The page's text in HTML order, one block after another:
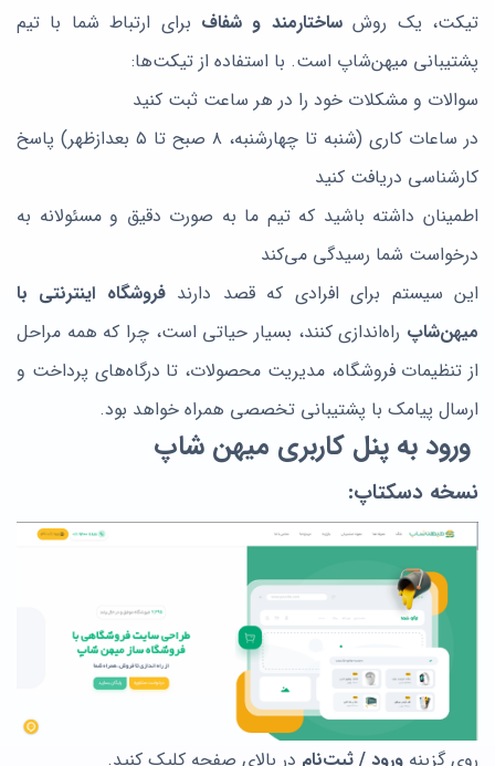
تیکت، یک روشساختارمند و شفاف برای ارتباط شما با تیم
پشتیبانی میهن‌شاپ است. با استفاده از تیکت‌ها:
سوالات و مشکلات خود را در هر ساعت ثبت کنید
در ساعات کاری (شنبه تا چهارشنبه، ۸ صبح تا ۵ بعدازظهر) پاسخ
کارشناسی دریافت کنید
اطمینان داشته باشید که تیم ما به صورت دقیق و مسئولانه به
درخواست شما رسیدگی می‌کند
این سیستم برای افرادی که قصد دارندفروشگاه اینترنتی با
میهن‌شاپ راه‌اندازی کنند، بسیار حیاتی است، چرا که همه مراحل
از تنظیمات فروشگاه، مدیریت محصولات، تا درگاه‌های پرداخت و
ارسال پیامک با پشتیبانی تخصصی همراه خواهد بود.
ورود به پنل کاربری میهن شاپ
نسخه دسکتاپ:
روی گزینه ورود / ثبت‌نام در بالای صفحه کلیک کنید.